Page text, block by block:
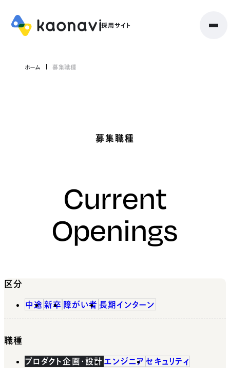
ホーム 募集職種
募集職種
Current
Openings
区分
中途 新卒 障がい者 長期インターン
職種
プロダクト企画・設計 エンジニア セキュリティ